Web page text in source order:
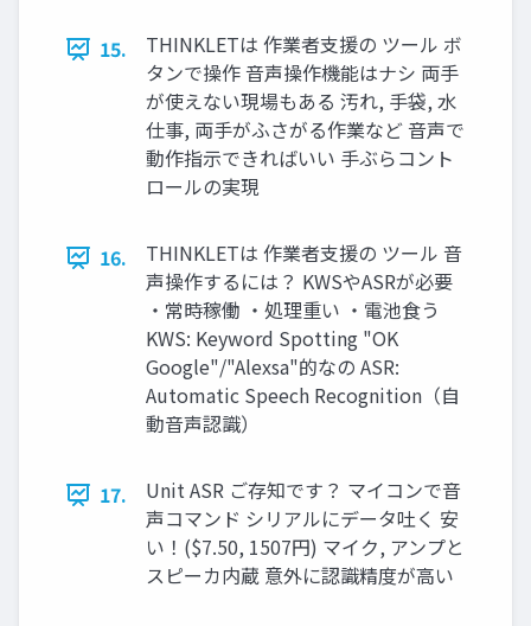
15.
THINKLETは 作業者支援の ツール ボ
タンで操作 音声操作機能はナシ 両手
が使えない現場もある 汚れ, 手袋, 水
仕事, 両手がふさがる作業など 音声で
動作指示できればいい 手ぶらコント
ロールの実現
16.
THINKLETは 作業者支援の ツール 音
声操作するには？ KWSやASRが必要
・常時稼働 ・処理重い ・電池食う
KWS: Keyword Spotting "OK
Google"/"Alexsa"的なの ASR:
Automatic Speech Recognition（自
動音声認識）
17.
Unit ASR ご存知です？ マイコンで音
声コマンド シリアルにデータ吐く 安
い！($7.50, 1507円) マイク, アンプと
スピーカ内蔵 意外に認識精度が高い